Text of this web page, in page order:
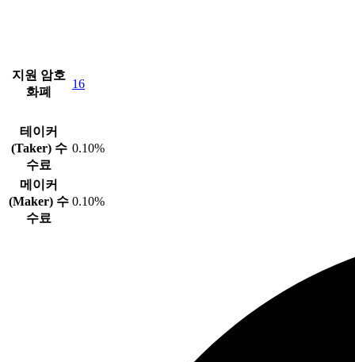
지원 암호
화폐
16
테이커
(Taker) 수
수료
0.10%
메이커
(Maker) 수
수료
0.10%